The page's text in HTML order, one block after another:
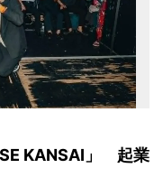
KANSAI」 起業